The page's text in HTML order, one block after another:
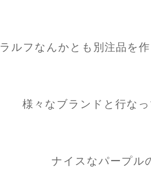
ラルフなんかとも別注品を
様々なブランドと行な
ナイスなパープル